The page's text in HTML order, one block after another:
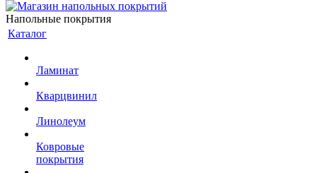
Напольные покрытия
Каталог
Ламинат
Кварцвинил
Линолеум
Ковровые
покрытия